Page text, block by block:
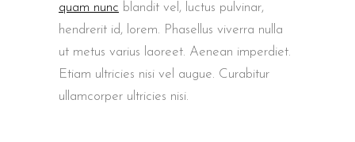
quam nunc blandit vel, luctus pulvinar,
hendrerit id, lorem. Phasellus viverra nulla
ut metus varius laoreet. Aenean imperdiet.
Etiam ultricies nisi vel augue. Curabitur
ullamcorper ultricies nisi.